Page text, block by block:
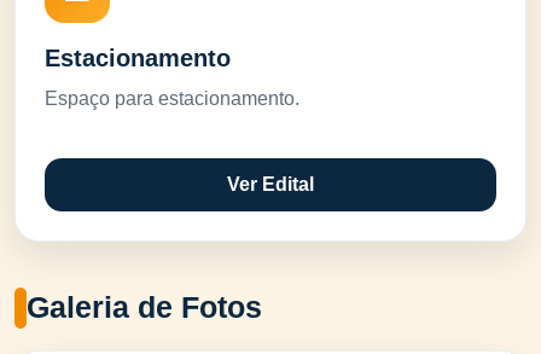
Estacionamento
Espaço para estacionamento.
Ver Edital
Galeria de Fotos